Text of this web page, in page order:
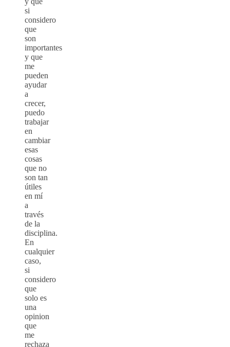
si
considero
que
son
importantes
y que
me
pueden
ayudar
a
crecer,
puedo
trabajar
en
cambiar
esas
cosas
que no
son tan
útiles
en mí
a
través
de la
disciplina.
En
cualquier
caso,
si
considero
que
solo es
una
opinion
que
me
rechaza